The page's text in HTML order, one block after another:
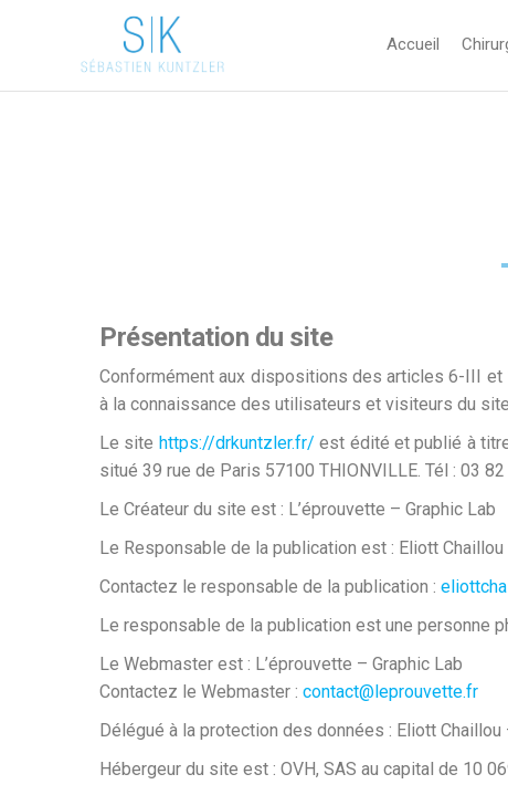
Sébastien
Kuntzler
Accueil
Présentation du site
Conformément aux dispositions des articles 6-III et
à la connaissance des utilisateurs et visiteurs du
Le site https://drkuntzler.fr/ est édité et publié à
situé 39 rue de Paris 57100 THIONVILLE. Tél : 03
Le Créateur du site est : L’éprouvette – Graphic Lab
Le Responsable de la publication est : Eliott Chaillou
Contactez le responsable de la publication :
Le responsable de la publication est une personne
Le Webmaster est : L’éprouvette – Graphic Lab
Contactez le Webmaster : contact@leprouvette.fr
Délégué à la protection des données : Eliott Chaillou
Hébergeur du site est : OVH, SAS au capital de 10